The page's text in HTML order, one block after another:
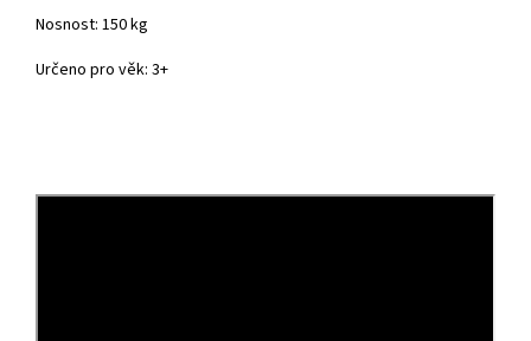
Nosnost: 150 kg
Určeno pro věk: 3+